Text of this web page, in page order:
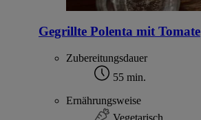
Gegrillte Polenta mit Tomate
Zubereitungsdauer
55 min.
Ernährungsweise
Vegetarisch